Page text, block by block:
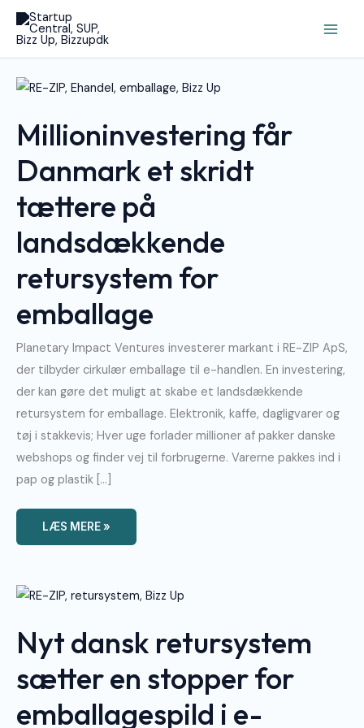
indholdet
Millioninvestering får
Danmark et skridt
tættere på
landsdækkende
retursystem for
emballage
Planetary Impact Ventures investerer markant i RE-ZIP ApS,
der tilbyder cirkulær emballage til e-handlen. En investering,
der kan gøre det muligt at skabe et landsdækkende
retursystem for emballage. Elektronik, kaffe, dagligvarer og
tøj i stakkevis; Hver uge forlader millioner af pakker danske
webshops og finder vej til forbrugerne. Varerne pakkes ind i
pap og plastik […]
Millioninvestering
Får
Skridt
Tættere
På
Retursystem
For
LÆS MERE »
Nyt dansk retursystem
sætter en stopper for
emballagespild i e-
Nyt
Dansk
Stopper
For
Emballagespild
I
E-